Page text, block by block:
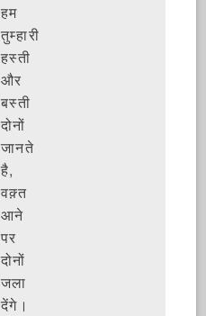
हम
तुम्हारी
हस्ती
और
बस्ती
दोनों
जानते
है,
वक़्त
आने
पर
दोनों
जला
देंगे।